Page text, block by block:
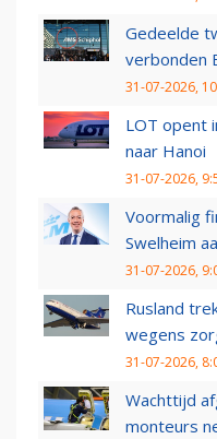
Gedeelde
verbonden
31-07-2026,
LOT opent
naar Hanoi
31-07-2026,
Voormalig
Swelheim
31-07-2026,
Rusland
wegens
31-07-2026,
Wachttijd
monteurs